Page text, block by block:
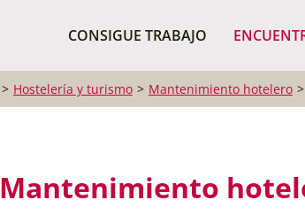
CONSIGUE TRABAJO
Hostelería y turismo Mantenimiento hotelero
Mantenimiento